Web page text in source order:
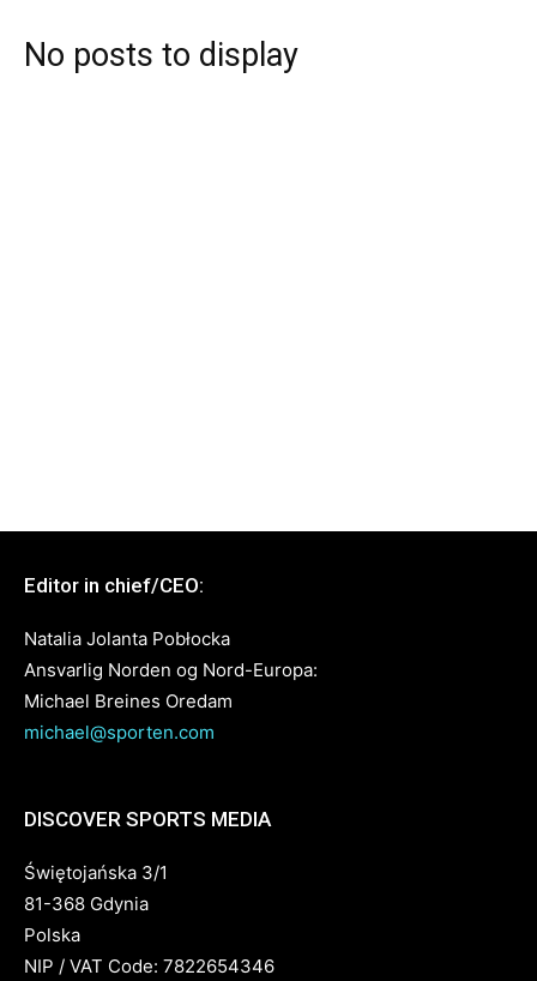
No posts to display
Editor in chief/CEO:
Natalia Jolanta Pobłocka
Ansvarlig Norden og Nord-Europa:
Michael Breines Oredam
michael@sporten.com
DISCOVER SPORTS MEDIA
Świętojańska 3/1
81-368 Gdynia
Polska
NIP / VAT Code: 7822654346